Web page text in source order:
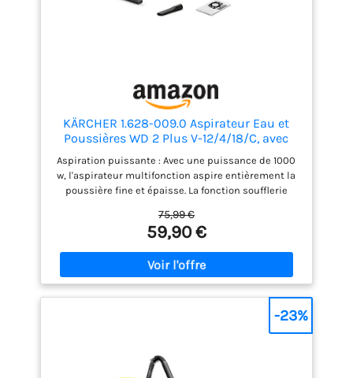
KÄRCHER 1.628-009.0 Aspirateur Eau et
Poussières WD 2 Plus V-12/4/18/C, avec
Filtre Cartouche, Sachet Filtre Ouate, 1000
W, Cuve PVC : 12 l, Tube d'Aspiration : 1,8 m,
Suceur Sol/Fentes, Jaune
Aspiration puissante : Avec une puissance de 1000
w, l'aspirateur multifonction aspire entièrement la
poussière fine et épaisse. La fonction soufflerie
cartouche : Grce au filtre cartouche, le wd 2 plus v-
12418c peut aspirer aussi bien la poussière humide
que sèche sans avoir à changer le filtre entre les
deux Design pratique : L'aspirateur wd 2 plus
dispose d'une cuve en pvc de 12 litres, d'un flexible
d'aspiration de 1, 8 mètre et de possibilités de
rangement pour les accessoires, le cble et le
maison, le garage et l'atelier ou encore pour le
nettoyage de l'intérieur des voitures Composants
75,99 €
59,90 €
-23%